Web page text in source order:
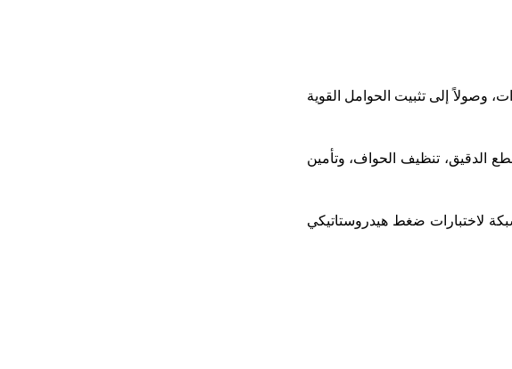
وصولاً إلى تثبيت الحوامل القوية
الدقيق، تنظيف الحواف، وتأمين
لاختبارات ضغط هيدروستاتيكي